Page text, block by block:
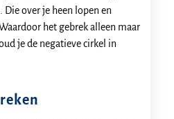
Die over je heen lopen en
het gebrek alleen maar
je de negatieve cirkel in